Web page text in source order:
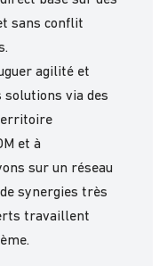
sans conflit
agilité et
solutions via des
et à
sur un réseau
synergies très
travaillent